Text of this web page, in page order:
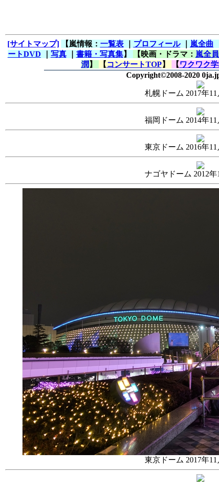
[サイトマップ] 【嵐情報： 一覧表｜ プロフィール｜ 嵐全曲
ートDVD
写真｜ 書籍・写真集】 【映画・ドラマ： 嵐全員
潤 】 【 コンサートTOP】 【 ワクワク
Copyright©2008-2020
札幌ドーム 2017年
福岡ドーム 2014年
東京ドーム 2016年
ナゴヤドーム 2012
東京ドーム 2017年